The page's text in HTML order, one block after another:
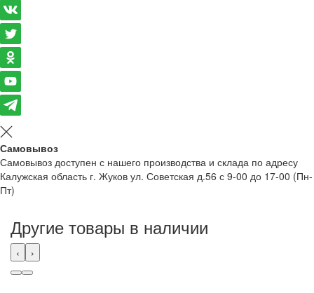
Самовывоз
Самовывоз доступен с нашего производства и склада по адресу
Калужская область г. Жуков ул. Советская д.56 с 9-00 до 17-00 (Пн-
Пт)
Другие товары в наличии
‹ ›